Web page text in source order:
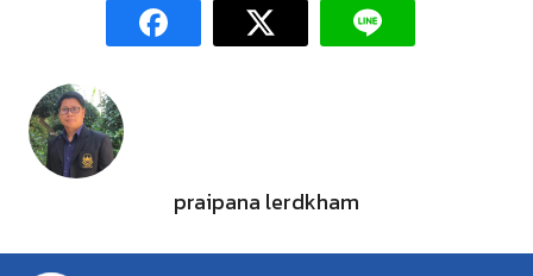
praipana lerdkham